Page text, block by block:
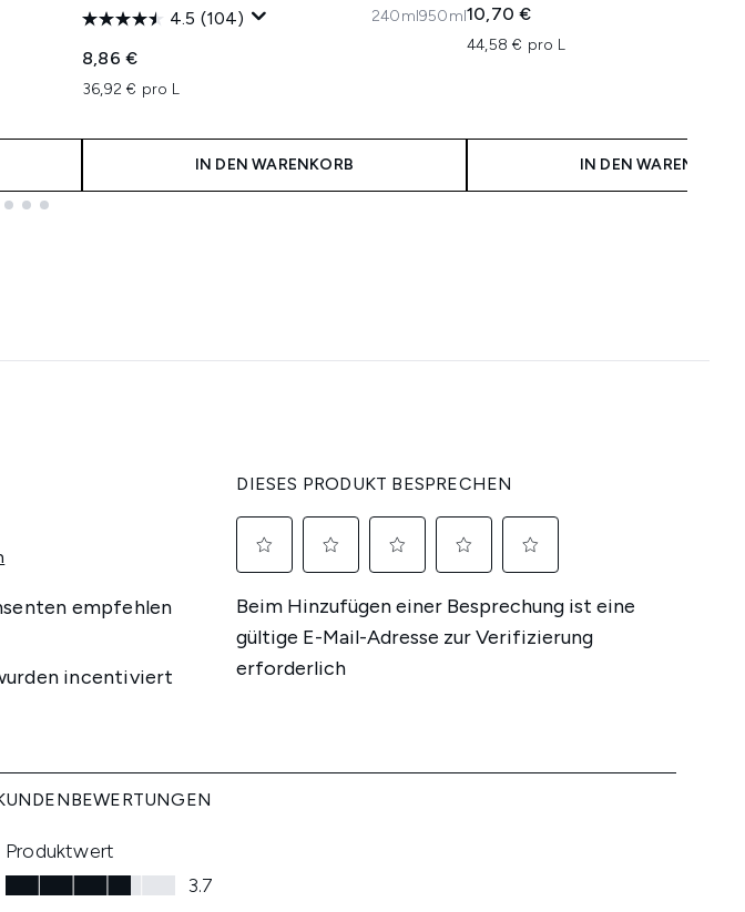
4.5 (104)
8,86 €
36,92 € pro L
240ml950ml
IN DEN WARENKORB
10,70 €
44,58 € pro L
IN DEN WARENKORB